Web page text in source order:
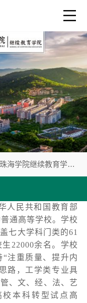
海学院继续教育学院
人民共和国教育部
通高等学校。学校
七大学科门类的61
22000余名。学校
注重质量、提升内
路，工学类专业具
、文、经、法、艺
本科转型试点高